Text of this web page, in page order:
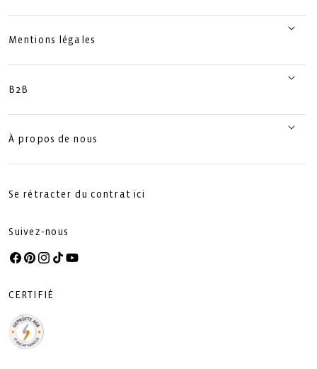
Mentions légales
B2B
À propos de nous
Se rétracter du contrat ici
Suivez-nous
Facebook
Pinterest
Instagram
TikTokYouTube
CERTIFIÉ